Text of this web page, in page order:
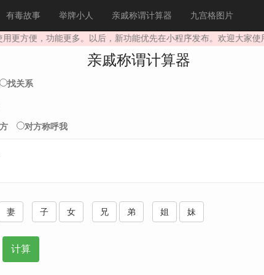
有毒故事 举牌小人 亲戚称谓计算器 九宫格图片
方便，功能更多。以后，新功能优先在小程序发布。欢迎大家使用。
亲戚称谓计算器
找关系
对方称呼我
妻 子 女 兄 弟 姐 妹
计算